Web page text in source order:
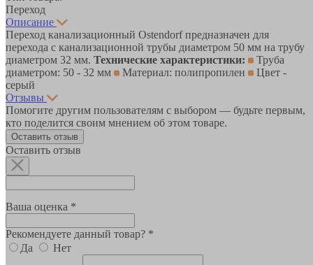
Переход
Описание
Переход канализационный Ostendorf предназначен для
перехода с канализационной трубы диаметром 50 мм на трубу
диаметром 32 мм. Технические характеристики:
Труба
диаметром: 50 - 32 мм
Материал: полипропилен
Цвет -
серый
Отзывы
Помогите другим пользователям с выбором — будьте первым,
кто поделится своим мнением об этом товаре.
Оставить отзыв
Оставить отзыв
Ваша оценка *
Рекомендуете данный товар? *
Да
Нет